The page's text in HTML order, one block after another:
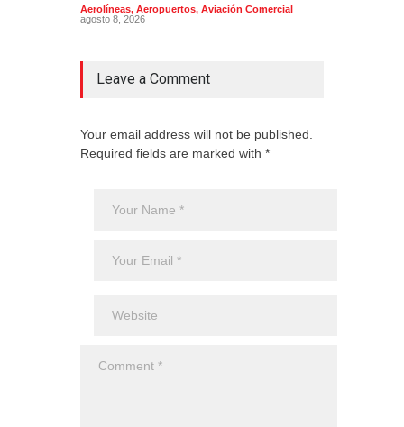
Aerolíneas, Aeropuertos, Aviación Comercial
agosto 8, 2026
Leave a Comment
Your email address will not be published.
Required fields are marked with *